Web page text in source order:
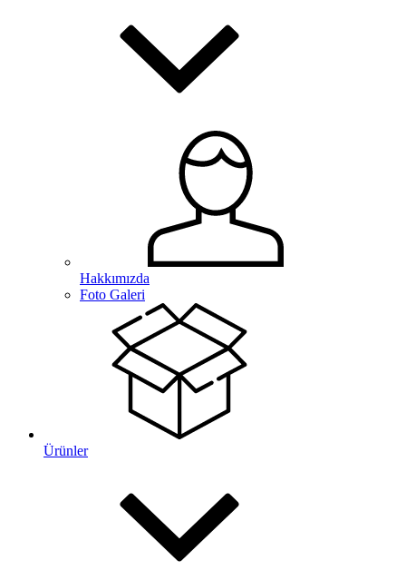
Hakkımızda
Foto Galeri
Ürünler